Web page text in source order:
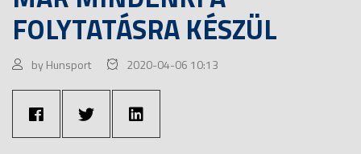
FOLYTATÁSRA KÉSZÜL
by Hunsport 2020-04-06 10:13